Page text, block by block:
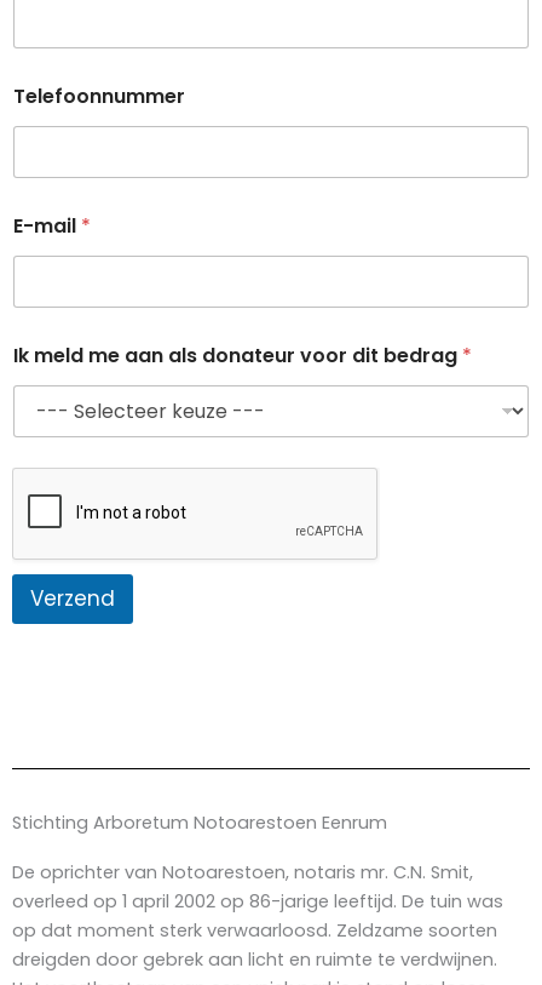
Telefoonnummer
E-mail *
Ik meld me aan als donateur voor dit bedrag *
Verzend
Stichting Arboretum Notoarestoen Eenrum
De oprichter van Notoarestoen, notaris mr. C.N. Smit,
overleed op 1 april 2002 op 86-jarige leeftijd. De tuin was
op dat moment sterk verwaarloosd. Zeldzame soorten
dreigden door gebrek aan licht en ruimte te verdwijnen.